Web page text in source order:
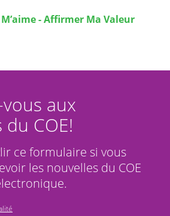
- Affirmer Ma Valeur
aux
COE!
ce formulaire si vous
les nouvelles du COE